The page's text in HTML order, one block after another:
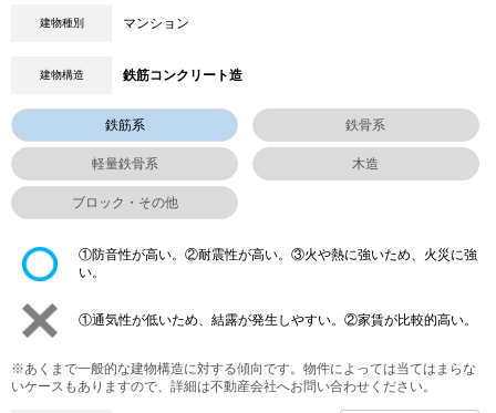
建物種別 マンション
建物構造 鉄筋コンクリート造
鉄筋系 鉄骨系
軽量鉄骨系 木造
ブロック・その他
①防音性が高い。②耐震性が高い。③火や熱に強いため、火災に強
い。
①通気性が低いため、結露が発生しやすい。②家賃が比較的高い。
※あくまで一般的な建物構造に対する傾向です。物件によっては当てはまらな
いケースもありますので、詳細は不動産会社へお問い合わせください。